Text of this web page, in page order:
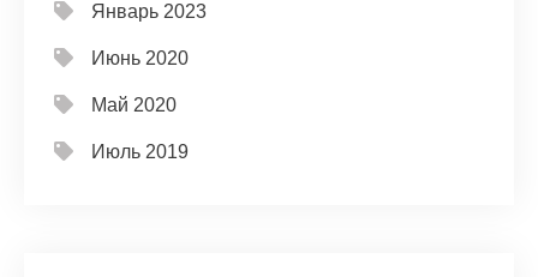
Январь 2023
Июнь 2020
Май 2020
Июль 2019